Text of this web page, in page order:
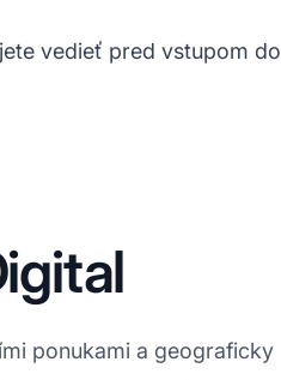
vedieť pred vstupom do
ponukami a geograficky